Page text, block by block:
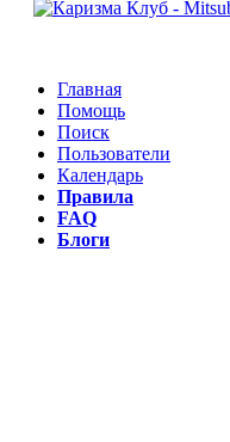
Главная
Помощь
Поиск
Пользователи
Календарь
Правила
FAQ
Блоги